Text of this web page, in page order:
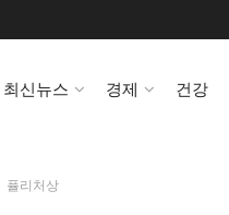
최신뉴스 경제 건강
퓰리처상